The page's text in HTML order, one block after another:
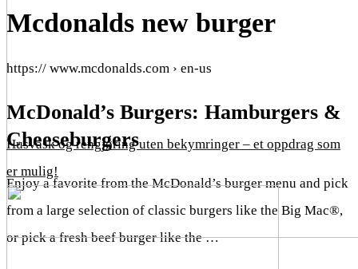
Husvask og rengjøring uten bekymringer – et oppdrag som
er mulig!
Mcdonalds new burger
https:// www.mcdonalds.com › en-us
McDonald’s Burgers: Hamburgers &
Cheeseburgers
Enjoy a favorite from the McDonald’s burger menu and pick
from a large selection of classic burgers like the Big Mac®,
or pick a fresh beef burger like the …